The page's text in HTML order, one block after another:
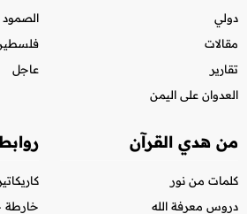
دولي
مقالات
تقارير
العدوان على اليمن
الصمود
عاجل
من هدي القرآن
كلمات من نور
دروس معرفة الله
روابط
كاريكاتير
خارطة